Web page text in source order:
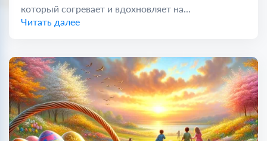
который согревает и вдохновляет на...
Читать далее